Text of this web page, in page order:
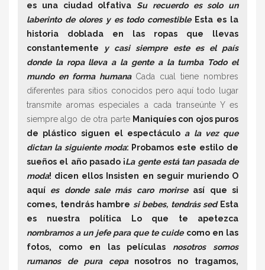
es una ciudad olfativa Su recuerdo es solo un
laberinto de olores y es todo comestibleEsta es la
historia doblada en las ropas que llevas
constantemente
y casi siempre este es el país
donde la ropa lleva a la gente a la tumba Todo el
mundo en forma humanaCada cual tiene nombres
diferentes para sitios conocidos pero aquí todo lugar
transmite aromas especiales a cada transeúnte Y es
siempre algo de otra parte Maniquíes con ojos puros
de plástico siguen el espectáculoa la vez que
dictan la siguiente moda: Probamos este estilo de
sueños el año pasado ¡La gente está tan pasada de
moda! dicen ellos Insisten en seguir muriendo O
aquí es donde sale más caro morirseasí que si
comes, tendrás hambre si bebes, tendrás sedEsta
es nuestra política Lo que te apetezca
nombramos a un jefe para que te cuidecomo en las
fotos, como en las películas nosotros somos
rumanos de pura cepanosotros no tragamos,